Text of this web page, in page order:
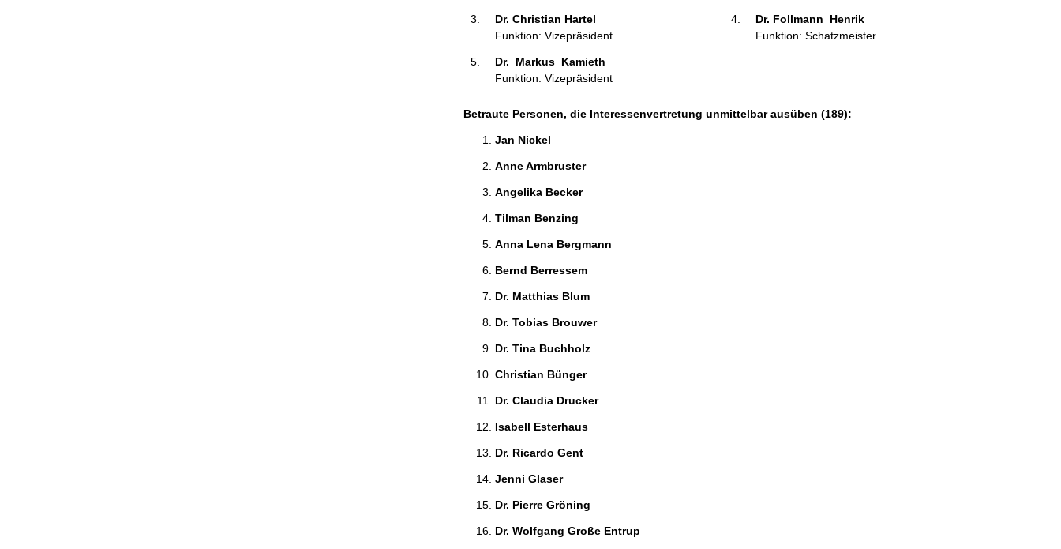
Dr. Christian Hartel
Funktion: Vizepräsident
Dr. Follmann  Henrik
Funktion: Schatzmeister
Dr.  Markus  Kamieth
Funktion: Vizepräsident
Betraute Personen, die Interessenvertretung unmittelbar ausüben (189):
Jan Nickel
Anne Armbruster
Angelika Becker
Tilman Benzing
Anna Lena Bergmann
Bernd Berressem
Dr. Matthias Blum
Dr. Tobias Brouwer
Dr. Tina Buchholz
Christian Bünger
Dr. Claudia Drucker
Isabell Esterhaus
Dr. Ricardo Gent
Jenni Glaser
Dr. Pierre Gröning
Dr. Wolfgang Große Entrup